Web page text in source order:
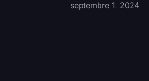
septembre 1, 2024